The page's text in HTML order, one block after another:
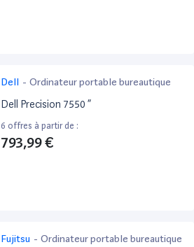
Dell - Ordinateur portable bureautique
Dell Precision 7550 ”
6 offres à partir de :
793,99 €
Fujitsu - Ordinateur portable bureautique